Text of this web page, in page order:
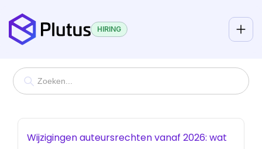
HIRING
Wijzigingen auteursrechten vanaf 2026: wat